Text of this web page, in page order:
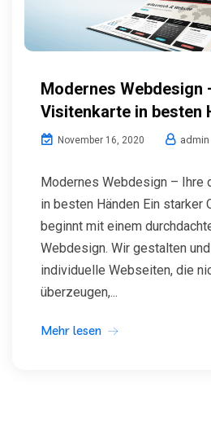
Modernes Webdesign
Visitenkarte in besten
November 16, 2020 admin
Modernes Webdesign – Ihre
in besten Händen Ein starker
beginnt mit einem
Webdesign. Wir gestalten
individuelle Webseiten, die
überzeugen,...
Mehr lesen